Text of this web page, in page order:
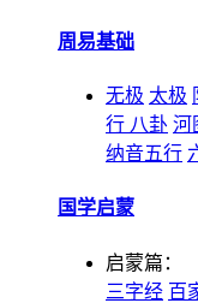
周易基础
无极 太极
行 八卦 河
纳音五行
国学启蒙
启蒙篇：
三字经 百